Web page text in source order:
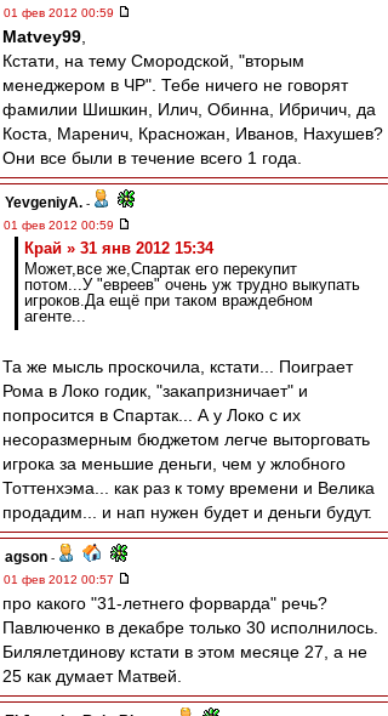
01 фев 2012 00:59
Matvey99
Кстати, на тему Смородской, "вторым
менеджером в ЧР". Тебе ничего не говорят
фамилии Шишкин, Илич, Обинна, Ибричич, да
Коста, Маренич, Красножан, Иванов, Нахушев?
Они все были в течение всего 1 года.
YevgeniyA. -
01 фев 2012 00:59
Край » 31 янв 2012 15:34
Может,все же,Спартак его перекупит
потом...У "евреев" очень уж трудно выкупать
игроков.Да ещё при таком враждебном
агенте...
Та же мысль проскочила, кстати... Поиграет
Рома в Локо годик, "закапризничает" и
попросится в Спартак... А у Локо с их
несоразмерным бюджетом легче выторговать
игрока за меньшие деньги, чем у жлобного
Тоттенхэма... как раз к тому времени и Велика
продадим... и нап нужен будет и деньги будут.
agson -
01 фев 2012 00:57
про какого "31-летнего форварда" речь?
Павлюченко в декабре только 30 исполнилось.
Билялетдинову кстати в этом месяце 27, а не
25 как думает Матвей.